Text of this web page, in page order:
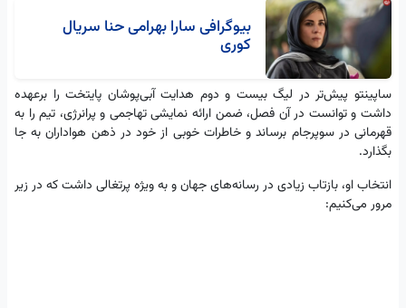
بیوگرافی سارا بهرامی حنا سریال
کوری
ساپینتو پیش‌تر در لیگ بیست و دوم هدایت آبی‌پوشان پایتخت را برعهده
داشت و توانست در آن فصل، ضمن ارائه نمایشی تهاجمی و پرانرژی، تیم را به
قهرمانی در سوپرجام برساند و خاطرات خوبی از خود در ذهن هواداران به جا
بگذارد.
انتخاب او، بازتاب زیادی در رسانه‌های جهان و به ویژه پرتغالی داشت که در زیر
مرور می‌کنیم: